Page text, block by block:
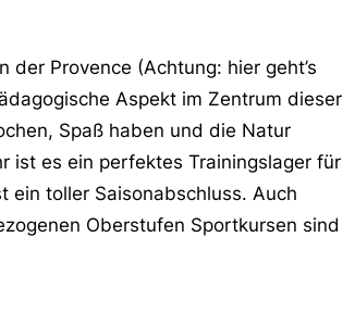
Provence (Achtung: hier geht’s
Aspekt im Zentrum dieser
Spaß haben und die Natur
ist es ein perfektes Trainingslager für
ein toller Saisonabschluss. Auch
Oberstufen Sportkursen sind